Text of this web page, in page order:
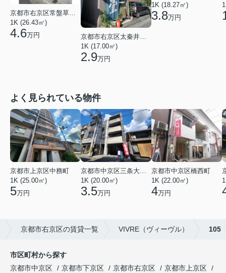
京都市右京区常盤草木町
1K (26.43㎡)
4.6万円
1K (17.00㎡)
2.9万円
1K (18.27㎡)
3.8万円
よく見られている物件
京都市上京区中務町
1K (25.00㎡)
5万円
1K (20.00㎡)
3.5万円
京都市中京区橋西町
1K (22.00㎡)
4万円
京都市右京区の賃貸一覧 VIVRE（ヴィーヴル） 105
市区町村から探す
京都市中京区
京都市下京区 京都市右京区
京都市上京区